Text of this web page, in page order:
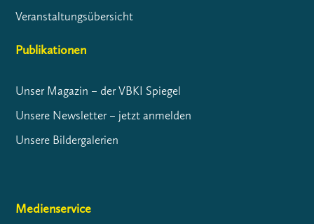
Veranstaltungsübersicht
Publikationen
Unser Magazin – der VBKI Spiegel
Unsere Newsletter – jetzt anmelden
Unsere Bildergalerien
Medienservice